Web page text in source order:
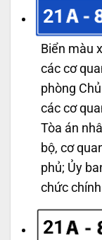
21
Biển màu
các cơ
phòng
các cơ
Tòa án
bộ, cơ
phủ; Ủy
chức
21